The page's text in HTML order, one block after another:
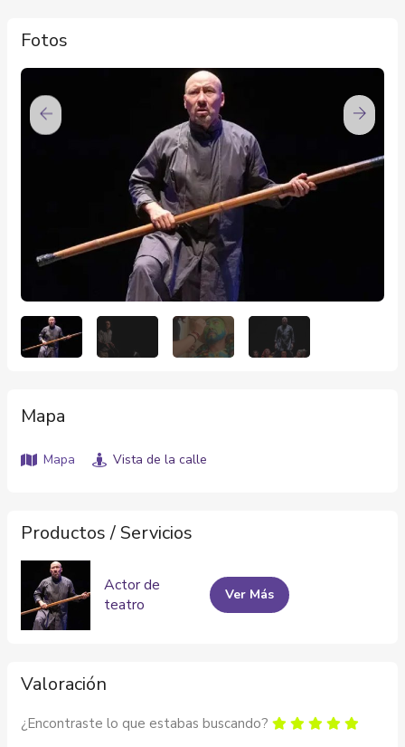
Fotos
Mapa
Mapa Vista de la calle
Productos / Servicios
Actor de
teatro
Ver Más
Valoración
¿Encontraste lo que estabas buscando?